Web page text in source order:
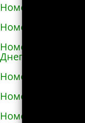
Номера
Номера
Номера
Днепровской
Номера
Номера
Номера